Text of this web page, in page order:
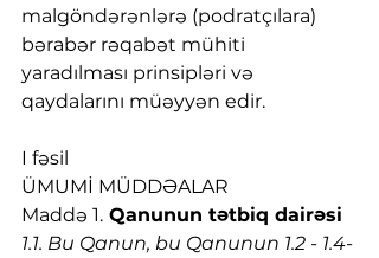
malgöndərənlərə (podratçılara)
bərabər rəqabət mühiti
yaradılması prinsipləri və
qaydalarını müəyyən edir.
I fəsil
ÜMUMİ MÜDDƏALAR
Maddə 1. Qanunun tətbiq dairəsi
1.1. Bu Qanun, bu Qanunun 1.2 - 1.4-